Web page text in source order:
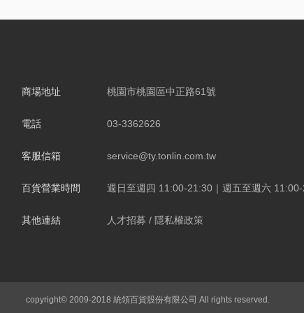
商場地址
電話
客服信箱
百貨營業時間
其他連結
桃園市桃園區中正路61號
03-3362626
service@ty.tonlin.com.tw
週日至週四 11:00-21:30｜週五至週六
人才招募 / 隱私權政策
copyright© 2009-2018 統領百貨股份有限公司 All rights reserved.